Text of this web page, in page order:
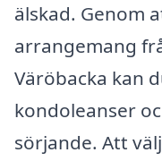
älskad. Genom
arrangemang
Väröbacka kan
kondoleanser
sörjande. Att